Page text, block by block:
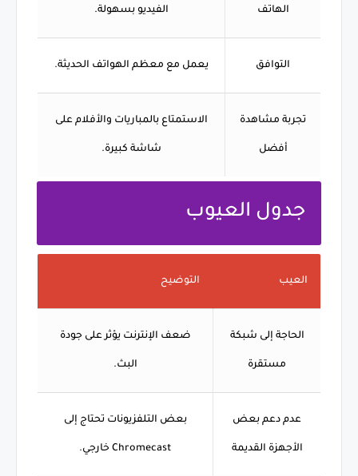
الهاتف الفيديو بسهولة.
التوافق يعمل مع معظم الهواتف الحديثة.
تجربة مشاهدة
أفضل
الاستمتاع بالمباريات والأفلام على
شاشة كبيرة.
جدول العيوب
العيب التوضيح
الحاجة إلى شبكة
مستقرة
ضعف الإنترنت يؤثر على جودة
البث.
عدم دعم بعض
الأجهزة القديمة
بعض التلفزيونات تحتاج إلى
Chromecast خارجي.